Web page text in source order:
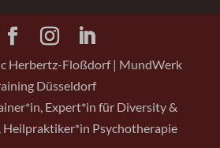
Herbertz-Floßdorf | MundWerk
Düsseldorf
Expert*in für Diversity &
Heilpraktiker*in Psychotherapie